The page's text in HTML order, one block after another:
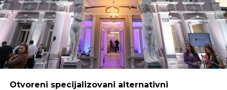
Otvoreni specijalizovani alternativni